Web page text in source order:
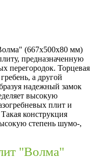
(667х500х80 мм)
предназначенную
перегородок. Торцевая
а другой
надежный замок
высокую
плит и
конструкция
степень шумо-,
"Волма"